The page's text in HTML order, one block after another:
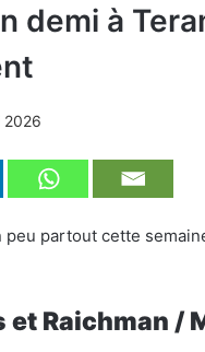
demi à
2026
peu partout cette
et Raichman